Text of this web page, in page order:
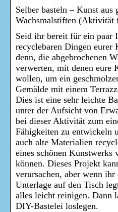
Selber basteln – Kunst aus
Wachsmalstiften
Seid ihr bereit für ein
recyclebaren Dingen eurer
denn, die abgebrochenen
verwerten, mit denen eure
wollen, um ein
Gemälde mit einem
Dies ist eine sehr leichte
unter der Aufsicht von
bei dieser Aktivität zum
Fähigkeiten zu entwickeln
auch alte Materialien
eines schönen Kunstwerks
können. Dieses Projekt
verursachen, aber wenn
Unterlage auf den Tisch
alles leicht reinigen. Dann
DIY-Bastelei loslegen.